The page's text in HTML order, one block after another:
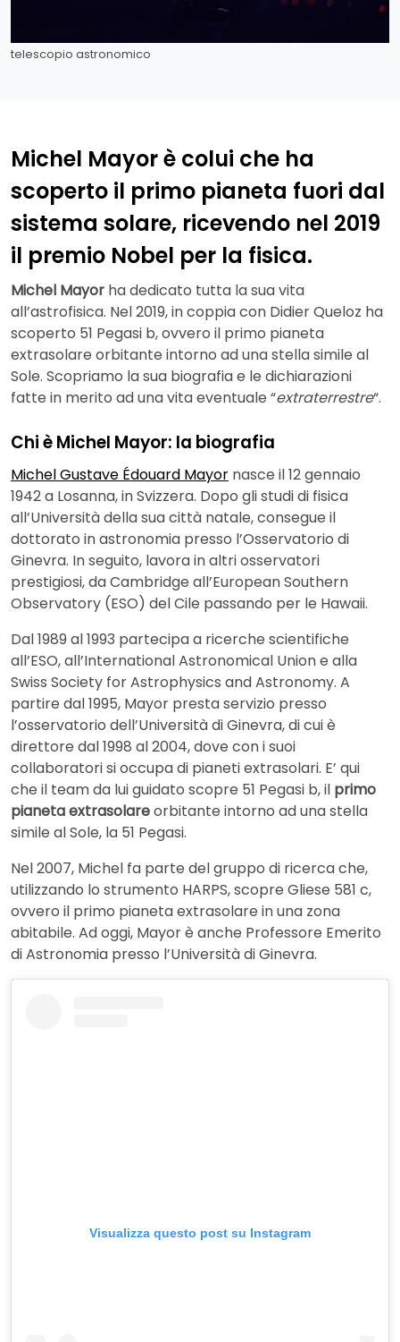
telescopio astronomico
Michel Mayor è colui che ha
scoperto il primo pianeta fuori dal
sistema solare, ricevendo nel 2019
il premio Nobel per la fisica.
Michel Mayor ha dedicato tutta la sua vita
all’astrofisica. Nel 2019, in coppia con Didier Queloz ha
scoperto 51 Pegasi b, ovvero il primo pianeta
extrasolare orbitante intorno ad una stella simile al
Sole. Scopriamo la sua biografia e le dichiarazioni
fatte in merito ad una vita eventuale “extraterrestre“.
Chi è Michel Mayor: la biografia
Michel Gustave Édouard Mayor nasce il 12 gennaio
1942 a Losanna, in Svizzera. Dopo gli studi di fisica
all’Università della sua città natale, consegue il
dottorato in astronomia presso l’Osservatorio di
Ginevra. In seguito, lavora in altri osservatori
prestigiosi, da Cambridge all’European Southern
Observatory (ESO) del Cile passando per le Hawaii.
Dal 1989 al 1993 partecipa a ricerche scientifiche
all’ESO, all’International Astronomical Union e alla
Swiss Society for Astrophysics and Astronomy. A
partire dal 1995, Mayor presta servizio presso
l’osservatorio dell’Università di Ginevra, di cui è
direttore dal 1998 al 2004, dove con i suoi
collaboratori si occupa di pianeti extrasolari. E’ qui
che il team da lui guidato scopre 51 Pegasi b, il primo
pianeta extrasolareorbitante intorno ad una stella
simile al Sole, la 51 Pegasi.
Nel 2007, Michel fa parte del gruppo di ricerca che,
utilizzando lo strumento HARPS, scopre Gliese 581 c,
ovvero il primo pianeta extrasolare in una zona
abitabile. Ad oggi, Mayor è anche Professore Emerito
di Astronomia presso l’Università di Ginevra.
Visualizza questo post su Instagram